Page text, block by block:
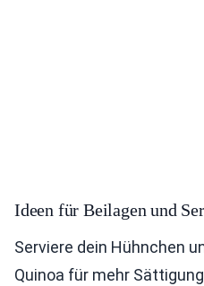
Ideen für Beilagen und
Serviere dein Hühnchen
Quinoa für mehr